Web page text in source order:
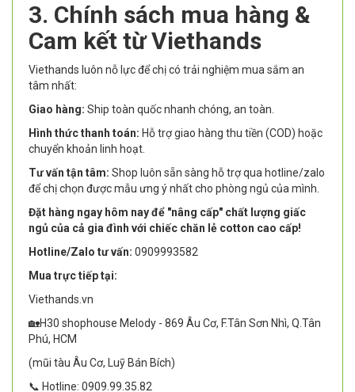
3. Chính sách mua hàng &
Cam kết từ Viethands
Viethands luôn nỗ lực để chị có trải nghiệm mua sắm an
tâm nhất:
Giao hàng: Ship toàn quốc nhanh chóng, an toàn.
Hình thức thanh toán: Hỗ trợ giao hàng thu tiền (COD) hoặc
chuyển khoản linh hoạt.
Tư vấn tận tâm: Shop luôn sẵn sàng hỗ trợ qua hotline/zalo
để chị chọn được mẫu ưng ý nhất cho phòng ngủ của mình.
Đặt hàng ngay hôm nay để "nâng cấp" chất lượng giấc
ngủ của cả gia đình với chiếc chăn lẻ cotton cao cấp!
Hotline/Zalo tư vấn: 0909993582
Mua trực tiếp tại:
Viethands.vn
🏡H30 shophouse Melody - 869 Âu Cơ, F.Tân Sơn Nhì, Q.Tân
Phú, HCM
(mũi tàu Âu Cơ, Luỹ Bán Bích)
📞 Hotline: 0909.99.35.82